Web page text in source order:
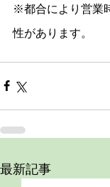
※都合により営業
性があります。
最新記事